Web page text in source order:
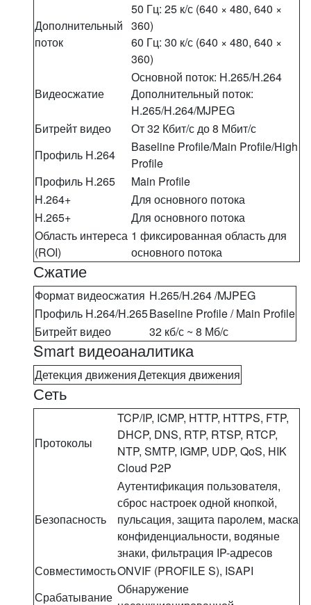
Дополнительный
поток
50 Гц: 25 к/с (640 × 480, 640 ×
360)
60 Гц: 30 к/с (640 × 480, 640 ×
360)
Видеосжатие
Основной поток: H.265/H.264
Дополнительный поток:
H.265/H.264/MJPEG
Битрейт видео
От 32 Кбит/с до 8 Мбит/с
Профиль H.264
Baseline Profile/Main Profile/High
Profile
Профиль H.265
Main Profile
H.264+
Для основного потока
H.265+
Для основного потока
Область интереса
(ROI)
1 фиксированная область для
основного потока
Сжатие
Формат видеосжатия H.265/H.264 /MJPEG
Профиль H.264/H.265Baseline Profile / Main Profile
Битрейт видео
32 кб/с ~ 8 Мб/с
Smart видеоаналитика
Детекция движенияДетекция движения
Сеть
Протоколы
TCP/IP, ICMP, HTTP, HTTPS, FTP,
DHCP, DNS, RTP, RTSP, RTCP,
NTP, SMTP, IGMP, UDP, QoS, HIK
Cloud P2P
Безопасность
Аутентификация пользователя,
сброс настроек одной кнопкой,
пульсация, защита паролем, маска
конфиденциальности, водяные
знаки, фильтрация IP-адресов
СовместимостьONVIF (PROFILE S), ISAPI
Срабатывание
Обнаружение